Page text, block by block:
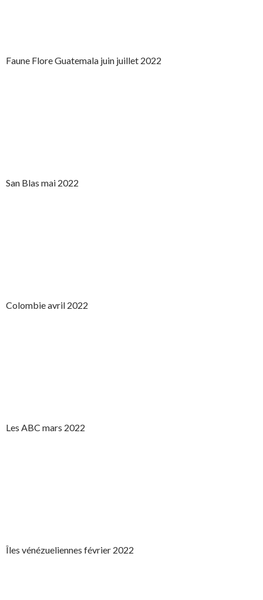
Faune Flore Guatemala juin juillet 2022
San Blas mai 2022
Colombie avril 2022
Les ABC mars 2022
Îles vénézueliennes février 2022